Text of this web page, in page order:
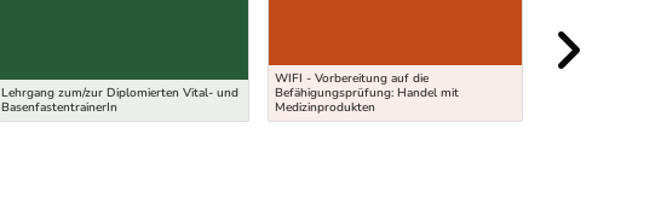
Lehrgang zum/zur Diplomierten Vital- und
BasenfastentrainerIn
WIFI - Vorbereitung auf die
Befähigungsprüfung: Handel mit
Medizinprodukten